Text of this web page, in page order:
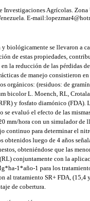
Agrícolas. Zona
E-
biológicamente se llevaron a
de estas propiedades,
la reducción de las pérdidas
de manejo consistieron en
orgánicos: (residuos: de
bicolor L. Moench, RL,
y fosfato diamónico (FDA).
se evaluó el efecto de las
mm/hora con un simulador
continuo para determinar el
obtenidos luego de 4 años
obteniéndose que las
conjuntamente con la
1*año-1 para los
al tratamiento SR+ FDA,
de cobertura.